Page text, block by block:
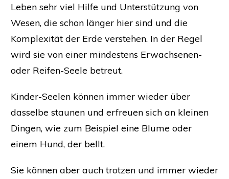
Leben sehr viel Hilfe und Unterstützung von
Wesen, die schon länger hier sind und die
Komplexität der Erde verstehen. In der Regel
wird sie von einer mindestens Erwachsenen-
oder Reifen-Seele betreut.
Kinder-Seelen können immer wieder über
dasselbe staunen und erfreuen sich an kleinen
Dingen, wie zum Beispiel eine Blume oder
einem Hund, der bellt.
Sie können aber auch trotzen und immer wieder